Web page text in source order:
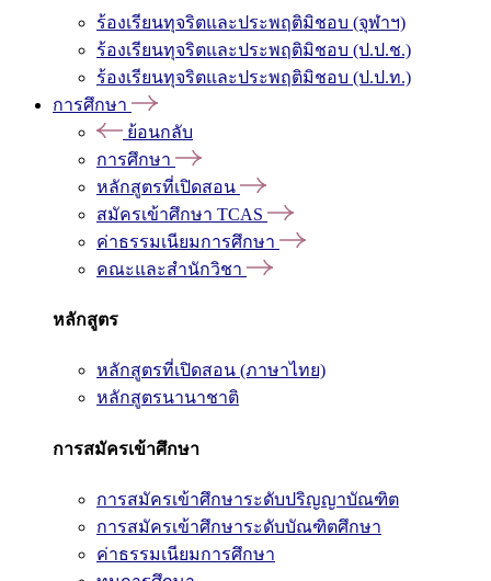
ร้องเรียนทุจริตและประพฤติมิชอบ (จุฬาฯ)
ร้องเรียนทุจริตและประพฤติมิชอบ (ป.ป.ช.)
ร้องเรียนทุจริตและประพฤติมิชอบ (ป.ป.ท.)
การศึกษา
ย้อนกลับ
การศึกษา
หลักสูตรที่เปิดสอน
สมัครเข้าศึกษา TCAS
ค่าธรรมเนียมการศึกษา
คณะและสำนักวิชา
หลักสูตร
หลักสูตรที่เปิดสอน (ภาษาไทย)
หลักสูตรนานาชาติ
การสมัครเข้าศึกษา
การสมัครเข้าศึกษาระดับปริญญาบัณฑิต
การสมัครเข้าศึกษาระดับบัณฑิตศึกษา
ค่าธรรมเนียมการศึกษา